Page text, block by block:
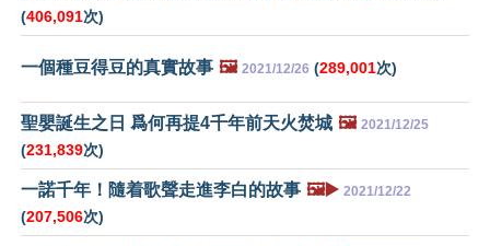
(406,091次)
一個種豆得豆的真實故事 🖼️ 2021/12/26 (289,001次)
聖嬰誕生之日 爲何再提4千年前天火焚城 🖼️ 2021/12/25
(231,839次)
一諾千年！隨着歌聲走進李白的故事 🖼️▶️ 2021/12/22
(207,506次)